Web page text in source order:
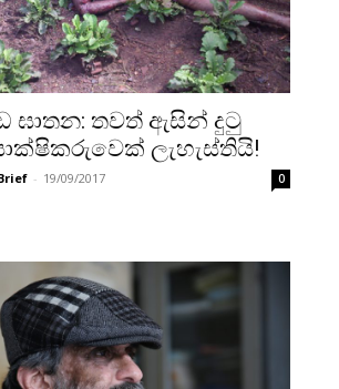
ඝාතන: තවත් ඇසින් දුටු
ලැහැස්තියි!
- 19/09/2017 0